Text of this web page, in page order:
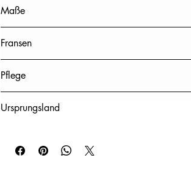
Maße
Fransen
Pflege
Ursprungsland